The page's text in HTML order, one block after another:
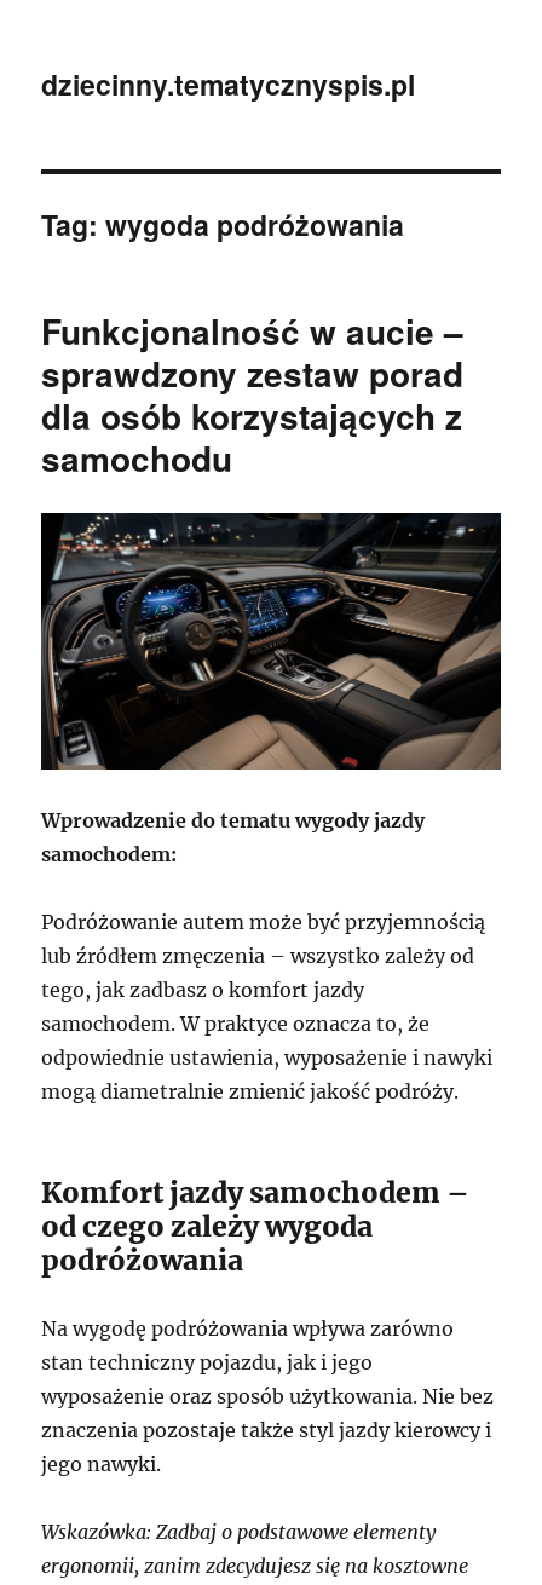
dziecinny.tematycznyspis.pl
Tag:wygoda podróżowania
Funkcjonalność w aucie –
sprawdzony zestaw porad
dla osób korzystających z
samochodu
Wprowadzenie do tematu wygody jazdy
samochodem:
Podróżowanie autem może być przyjemnością
lub źródłem zmęczenia – wszystko zależy od
tego, jak zadbasz o komfort jazdy
samochodem. W praktyce oznacza to, że
odpowiednie ustawienia, wyposażenie i nawyki
mogą diametralnie zmienić jakość podróży.
Komfort jazdy samochodem –
od czego zależy wygoda
podróżowania
Na wygodę podróżowania wpływa zarówno
stan techniczny pojazdu, jak i jego
wyposażenie oraz sposób użytkowania. Nie bez
znaczenia pozostaje także styl jazdy kierowcy i
jego nawyki.
Wskazówka: Zadbaj o podstawowe elementy
ergonomii, zanim zdecydujesz się na kosztowne